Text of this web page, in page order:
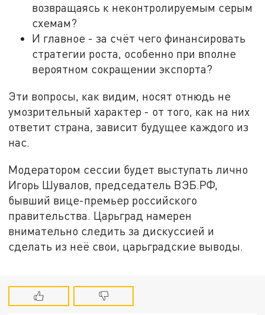
возвращаясь к неконтролируемым серым
схемам?
И главное - за счёт чего финансировать
стратегии роста, особенно при вполне
вероятном сокращении экспорта?
Эти вопросы, как видим, носят отнюдь не
умозрительный характер - от того, как на них
ответит страна, зависит будущее каждого из
нас.
Модератором сессии будет выступать лично
Игорь Шувалов, председатель ВЭБ.РФ,
бывший вице-премьер российского
правительства. Царьград намерен
внимательно следить за дискуссией и
сделать из неё свои, царьградские выводы.